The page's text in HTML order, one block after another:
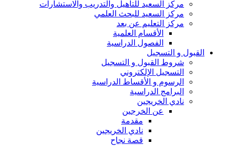
مركز السعيد للتأهيل والتدريب والاستشارات
مركز السعيد للبحث العلمي
مركز التعليم عن بعد
الأقسام العلمية
الفصول الدراسية
القبول و التسجيل
شروط القبول و التسجيل
التسجيل الإلكتروني
الرسوم و الأقساط الدراسية
البرامج الدراسية
نادي الخريجين
عن الخرجين
مقدمة
نادي الخريجين
قصة نجاح